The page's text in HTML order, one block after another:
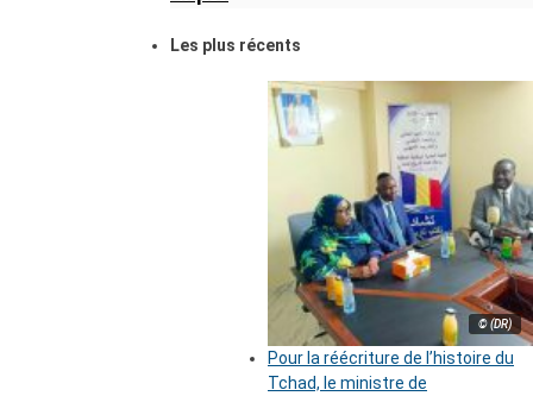
Les plus récents
© (DR)
Pour la réécriture de l’histoire du
Tchad, le ministre de